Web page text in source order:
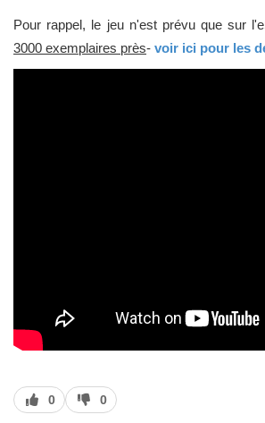
Pour rappel, le jeu n'est prévu que sur
3000 exemplaires près- voir ici pour les
J’aime
0
J’aime
pas
0